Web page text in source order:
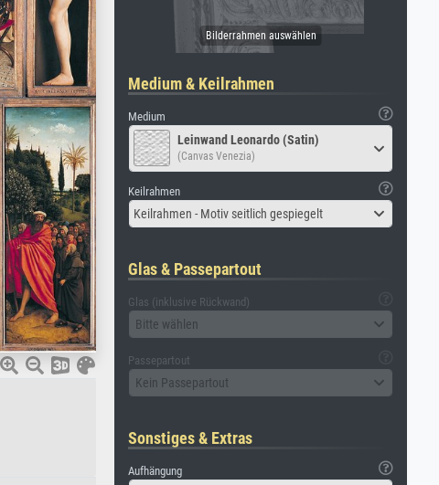
Medium & Keilrahmen
Medium
Leinwand Leonardo (Satin)
(Canvas Venezia)
Keilrahmen
Keilrahmen - Motiv seitlich gespiegelt
Glas & Passepartout
Glas (inklusive Rückwand)
Bitte wählen
Passepartout
Kein Passepartout
Sonstiges & Extras
Aufhängung